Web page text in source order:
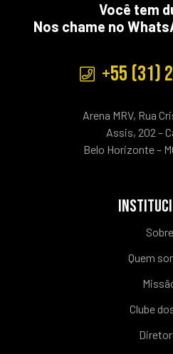
Você tem
Nos chame no
+55 (31)
Arena MRV, Rua
Assis, 202 –
Belo Horizonte –
Sobre
Quem
Clube